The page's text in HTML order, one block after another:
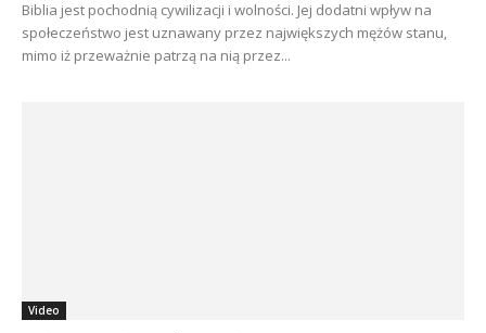
Biblia jest pochodnią cywilizacji i wolności. Jej dodatni wpływ na
społeczeństwo jest uznawany przez największych mężów stanu,
mimo iż przeważnie patrzą na nią przez...
Video